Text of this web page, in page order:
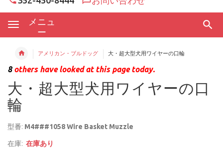
メニュ
ー
アメリカン・ブルドッグ 大・超大型犬用ワイヤーの口輪
8others have looked at this page today.
大・超大型犬用ワイヤーの口
輪
型番: M4###1058 Wire Basket Muzzle
在庫: 在庫あり